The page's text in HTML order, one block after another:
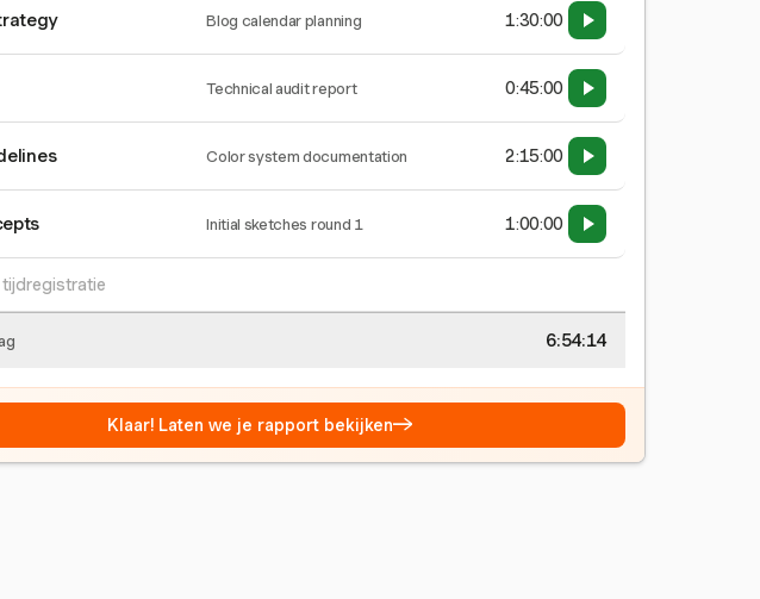
Blog calendar planning 1:30:00
Technical audit report 0:45:00
Color system documentation 2:15:00
Initial sketches round 1 1:00:00
tijdregistratie
6:54:14
Klaar! Laten we je rapport bekijken→